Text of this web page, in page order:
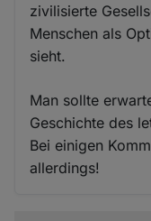
zivilisierte
Menschen als
sieht.
Man sollte
Geschichte des
Bei einigen
allerdings!